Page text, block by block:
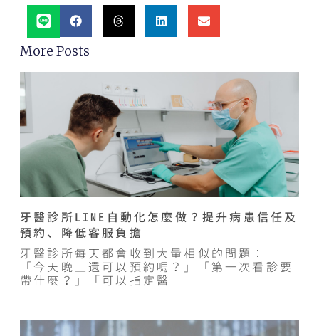
More Posts
牙醫診所LINE自動化怎麼做？提升病患信任及
預約、降低客服負擔
牙醫診所每天都會收到大量相似的問題：
「今天晚上還可以預約嗎？」「第一次看診要
帶什麼？」「可以指定醫